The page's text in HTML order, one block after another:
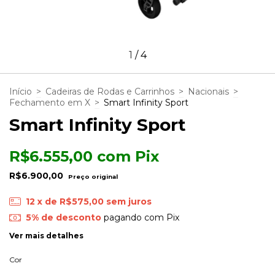
1 /4
Início > Cadeiras de Rodas e Carrinhos > Nacionais >
Fechamento em X > Smart Infinity Sport
Smart Infinity Sport
R$6.900,00
R$6.555,00 com Pix
12 x de R$575,00 sem juros
5% de descontopagando com Pix
Ver mais detalhes
Cor